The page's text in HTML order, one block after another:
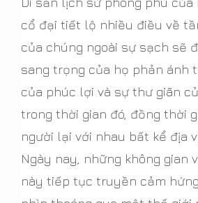
cổ đại tiết lộ nhiều điều về
của chúng ngoài sự sạch sẽ
sang trọng của họ phản ánh
của phúc lợi và sự thư giãn
trong thời gian đó, đồng thời
người lại với nhau bất kể địa
Ngày nay, những không gian
này tiếp tục truyền cảm